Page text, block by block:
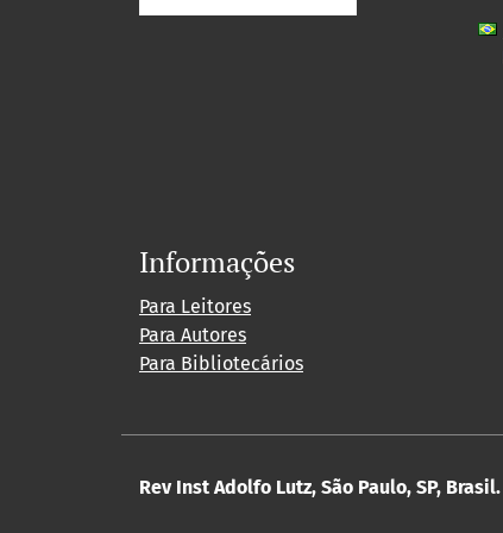
Informações
Para Leitores
Para Autores
Para Bibliotecários
Rev Inst Adolfo Lutz, São Paulo, SP, Brasil.